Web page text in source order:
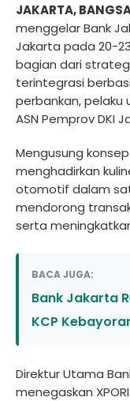
JAKARTA,
menggelar Bank
Jakarta pada 20-
bagian dari
terintegrasi
perbankan, pelaku
ASN Pemprov DKI
Mengusung
menghadirkan
otomotif dalam
mendorong
serta
BACA JUGA:
Bank Jakarta
KCP
Direktur Utama
menegaskan